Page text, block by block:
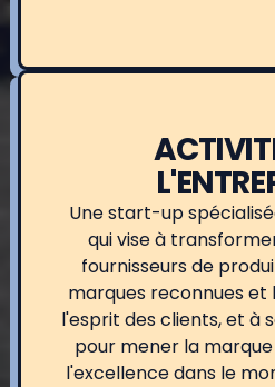
Une start-up
qui vise à
fournisseurs de
marques reconnues et
l'esprit des clients, et à
pour mener la
l'excellence dans le